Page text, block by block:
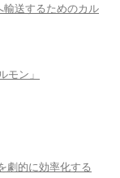
送するためのカル
モン」
劇的に効率化する